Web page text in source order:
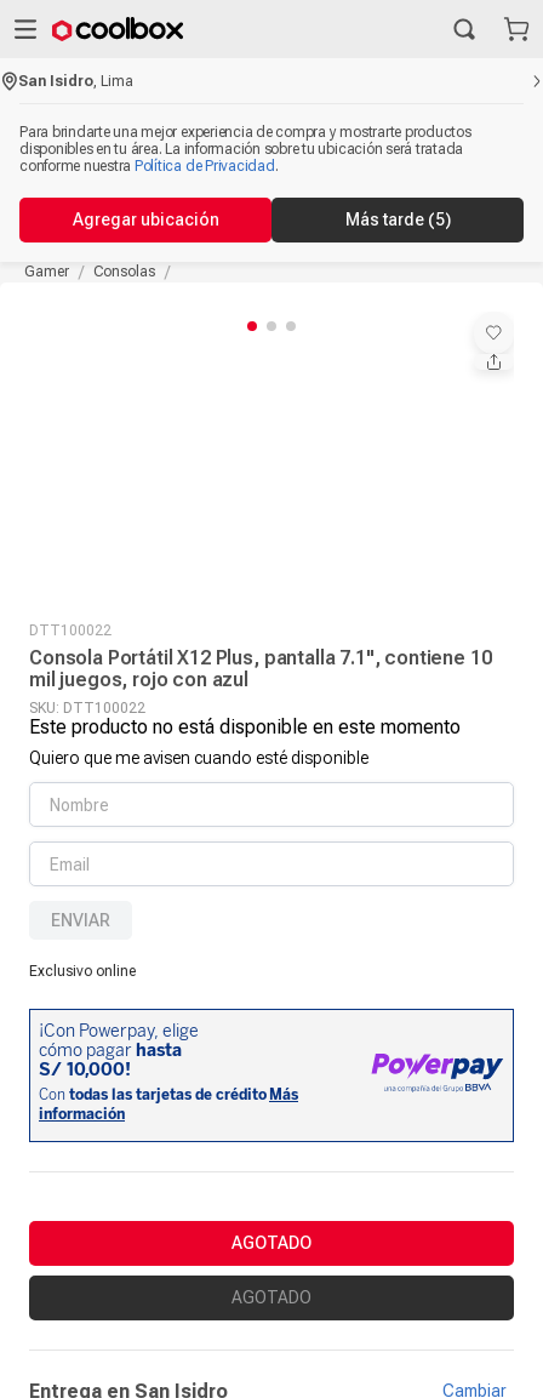
San Isidro ,Lima
Para brindarte una mejor experiencia de compra y mostrarte productos
disponibles en tu área. La información sobre tu ubicación será tratada
conforme nuestra Política de Privacidad .
Agregar ubicación Más tarde (5)
Gamer Consolas
DTT100022
Consola Portátil X12 Plus, pantalla 7.1", contiene 10
mil juegos, rojo con azul
SKU: DTT100022
Este producto no está disponible en este momento
Quiero que me avisen cuando esté disponible
ENVIAR
Exclusivo online
AGOTADO
AGOTADO
Entrega en San Isidro Cambiar